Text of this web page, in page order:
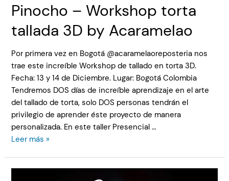
Pinocho – Workshop torta
tallada 3D by Acaramelao
Por primera vez en Bogotá @acaramelaoreposteria nos
trae este increíble Workshop de tallado en torta 3D.
Fecha: 13 y 14 de Diciembre. Lugar: Bogotá Colombia
Tendremos DOS días de increíble aprendizaje en el arte
del tallado de torta, solo DOS personas tendrán el
privilegio de aprender éste proyecto de manera
personalizada. En este taller Presencial …
Leer más »